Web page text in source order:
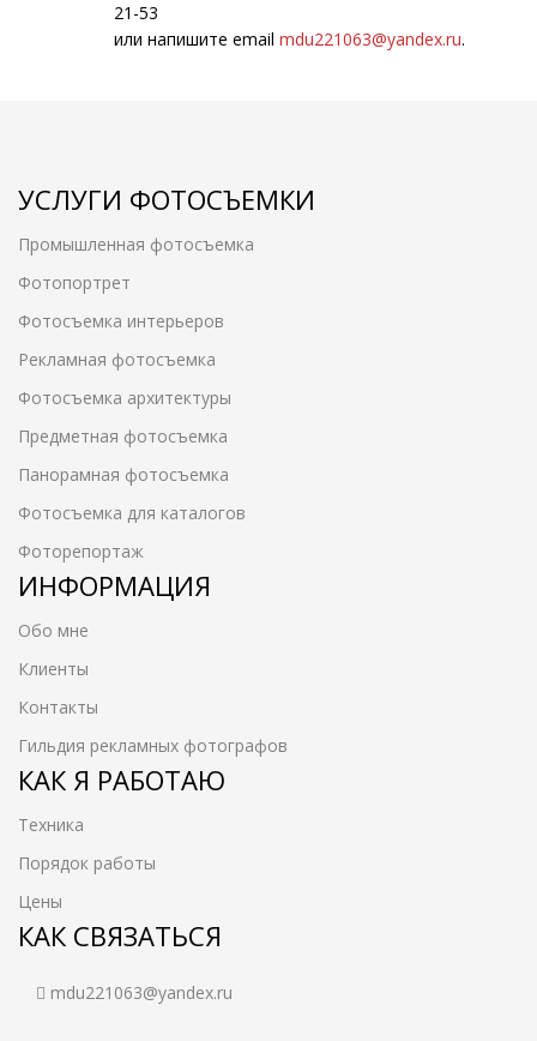
21-53
или напишите email mdu221063@yandex.ru.
УСЛУГИ ФОТОСЪЕМКИ
Промышленная фотосъемка
Фотопортрет
Фотосъемка интерьеров
Рекламная фотосъемка
Фотосъемка архитектуры
Предметная фотосъемка
Панорамная фотосъемка
Фотосъемка для каталогов
Фоторепортаж
ИНФОРМАЦИЯ
Обо мне
Клиенты
Контакты
Гильдия рекламных фотографов
КАК Я РАБОТАЮ
Техника
Порядок работы
Цены
КАК СВЯЗАТЬСЯ
mdu221063@yandex.ru